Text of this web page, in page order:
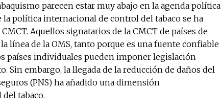
parecen estar muy abajo en la agenda política
política internacional de control del tabaco se ha
Aquellos signatarios de la CMCT de países de
línea de la OMS, tanto porque es una fuente confiable
países individuales pueden imponer legislación
Sin embargo, la llegada de la reducción de daños del
(PNS) ha añadido una dimensión
tabaco.